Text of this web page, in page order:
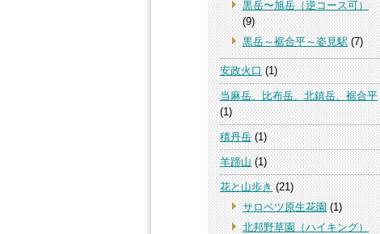
黒岳〜旭岳（逆コース可）
(9)
黒岳～裾合平～姿見駅(7)
安政火口(1)
当麻岳、比布岳、北鎮岳、裾合平
(1)
積丹岳(1)
羊蹄山(1)
花と山歩き(21)
サロベツ原生花園(1)
北邦野草園（ハイキング）